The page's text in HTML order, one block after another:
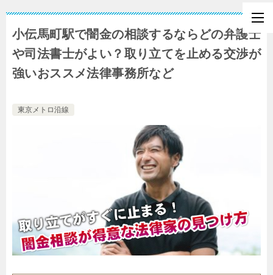
小伝馬町駅で闇金の相談するならどの弁護士
や司法書士がよい？取り立てを止める交渉が
強いおススメ法律事務所など
東京メトロ沿線